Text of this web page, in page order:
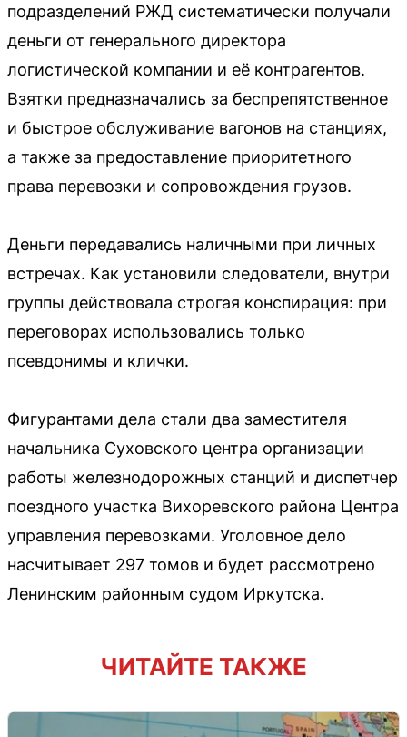
подразделений РЖД систематически получали
деньги от генерального директора
логистической компании и её контрагентов.
Взятки предназначались за беспрепятственное
и быстрое обслуживание вагонов на станциях,
а также за предоставление приоритетного
права перевозки и сопровождения грузов.
Деньги передавались наличными при личных
встречах. Как установили следователи, внутри
группы действовала строгая конспирация: при
переговорах использовались только
псевдонимы и клички.
Фигурантами дела стали два заместителя
начальника Суховского центра организации
работы железнодорожных станций и диспетчер
поездного участка Вихоревского района Центра
управления перевозками. Уголовное дело
насчитывает 297 томов и будет рассмотрено
Ленинским районным судом Иркутска.
ЧИТАЙТЕ ТАКЖЕ